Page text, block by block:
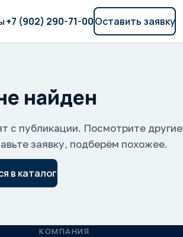
+7 (902) 290-71-00Оставить заявку
найден
с публикации. Посмотрите другие
заявку, подберём похожее.
в каталог
КОМПАНИЯ